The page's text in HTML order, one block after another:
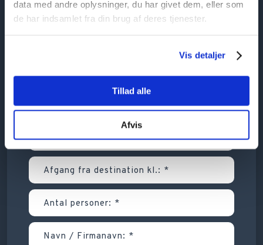
data med andre oplysninger, du har givet dem, eller som
de har indsamlet fra din brug af deres tjenester.
Vis detaljer
Tillad alle
Afvis